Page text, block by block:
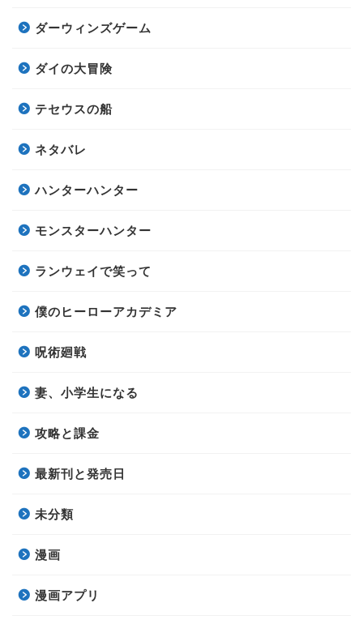
ダーウィンズゲーム
ダイの大冒険
テセウスの船
ネタバレ
ハンターハンター
モンスターハンター
ランウェイで笑って
僕のヒーローアカデミア
呪術廻戦
妻、小学生になる
攻略と課金
最新刊と発売日
未分類
漫画
漫画アプリ